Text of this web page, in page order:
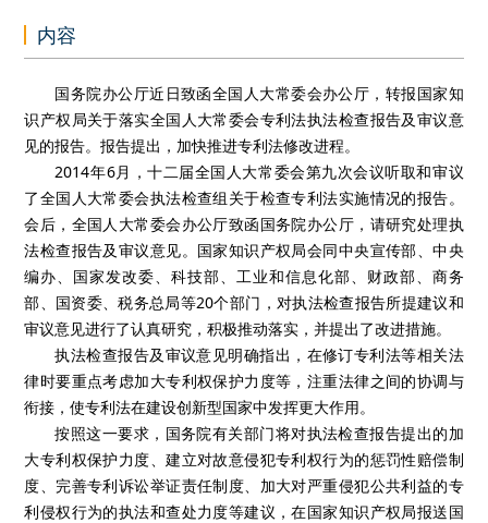
内容
国务院办公厅近日致函全国人大常委会办公厅，转报国家知
识产权局关于落实全国人大常委会专利法执法检查报告及审议意
见的报告。报告提出，加快推进专利法修改进程。
2014年6月，十二届全国人大常委会第九次会议听取和审议
了全国人大常委会执法检查组关于检查专利法实施情况的报告。
会后，全国人大常委会办公厅致函国务院办公厅，请研究处理执
法检查报告及审议意见。国家知识产权局会同中央宣传部、中央
编办、国家发改委、科技部、工业和信息化部、财政部、商务
部、国资委、税务总局等20个部门，对执法检查报告所提建议和
审议意见进行了认真研究，积极推动落实，并提出了改进措施。
执法检查报告及审议意见明确指出，在修订专利法等相关法
律时要重点考虑加大专利权保护力度等，注重法律之间的协调与
衔接，使专利法在建设创新型国家中发挥更大作用。
按照这一要求，国务院有关部门将对执法检查报告提出的加
大专利权保护力度、建立对故意侵犯专利权行为的惩罚性赔偿制
度、完善专利诉讼举证责任制度、加大对严重侵犯公共利益的专
利侵权行为的执法和查处力度等建议，在国家知识产权局报送国